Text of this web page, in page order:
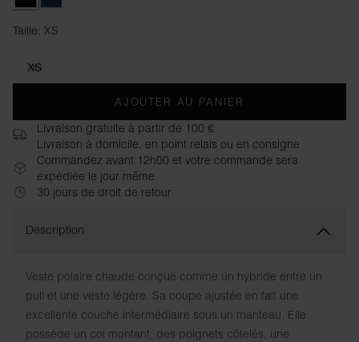
Taille: XS
XS
AJOUTER AU PANIER
Livraison gratuite à partir de 100 €
Livraison à domicile, en point relais ou en consigne
Commandez avant 12h00 et votre commande sera
expédiée le jour même
30 jours de droit de retour
Description
Veste polaire chaude conçue comme un hybride entre un
pull et une veste légère. Sa coupe ajustée en fait une
excellente couche intermédiaire sous un manteau. Elle
possède un col montant, des poignets côtelés, une